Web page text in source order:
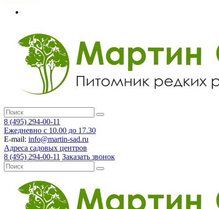
8 (495) 294-00-11
Ежедневно с 10.00 до 17.30
E-mail: info@martin-sad.ru
Адреса садовых центров
8 (495) 294-00-11 Заказать звонок